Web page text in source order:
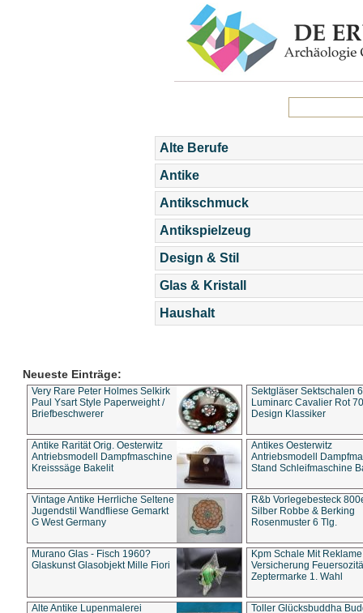
Alte Berufe
Antike
Antikschmuck
Antikspielzeug
Design & Stil
Glas & Kristall
Haushalt
Neueste Einträge:
Very Rare Peter Holmes Selkirk
Paul Ysart Style Paperweight /
Briefbeschwerer
Sektgläser Sektschalen
Luminarc Cavalier Rot
Design Klassiker
Antike Rarität Orig. Oesterwitz
Antriebsmodell Dampfmaschine
Kreisssäge Bakelit
Antikes Oesterwitz
Antriebsmodell
Stand Schleifmaschine
Vintage Antike Herrliche Seltene
Jugendstil Wandfliese Gemarkt
G West Germany
R&b Vorlegebesteck
Silber Robbe & Berking
Rosenmuster 6 Tlg.
Murano Glas - Fisch 1960?
Glaskunst Glasobjekt Mille Fiori
Kpm Schale Mit Reklame
Versicherung
Zeptermarke 1. Wahl
Alte Antike Lupenmalerei
Toller Glücksbuddha